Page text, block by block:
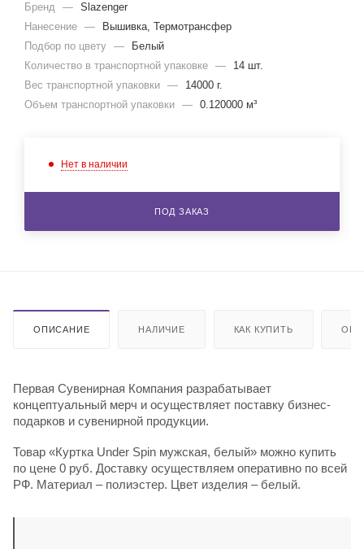
Бренд — Slazenger
Нанесение —
Вышивка, Термотрансфер
Подбор по цвету —
Белый
Количество в транспортной упаковке —
14 шт.
Вес транспортной упаковки —
14000 г.
Объем транспортной упаковки — 0.120000 м³
Нет в наличии
ПОД ЗАКАЗ
ОПИСАНИЕ НАЛИЧИЕ КАК КУПИТЬ
Первая Сувенирная Компания разрабатывает
концептуальный мерч и осуществляет поставку бизнес-
подарков и сувенирной продукции.
Товар «Куртка Under Spin мужская, белый» можно купить
по цене 0 руб. Доставку осуществляем оперативно по всей
РФ. Материал – полиэстер. Цвет изделия – белый.